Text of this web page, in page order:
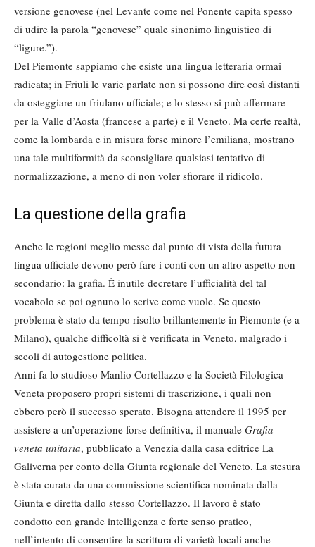
versione genovese (nel Levante come nel Ponente capita spesso
di udire la parola “genovese” quale sinonimo linguistico di
“ligure.”).
Del Piemonte sappiamo che esiste una lingua letteraria ormai
radicata; in Friuli le varie parlate non si possono dire così distanti
da osteggiare un friulano ufficiale; e lo stesso si può affermare
per la Valle d’Aosta (francese a parte) e il Veneto. Ma certe realtà,
come la lombarda e in misura forse minore l’emiliana, mostrano
una tale multiformità da sconsigliare qualsiasi tentativo di
normalizzazione, a meno di non voler sfiorare il ridicolo.
La questione della grafia
Anche le regioni meglio messe dal punto di vista della futura
lingua ufficiale devono però fare i conti con un altro aspetto non
secondario: la grafia. È inutile decretare l’ufficialità del tal
vocabolo se poi ognuno lo scrive come vuole. Se questo
problema è stato da tempo risolto brillantemente in Piemonte (e a
Milano), qualche difficoltà si è verificata in Veneto, malgrado i
secoli di autogestione politica.
Anni fa lo studioso Manlio Cortellazzo e la Società Filologica
Veneta proposero propri sistemi di trascrizione, i quali non
ebbero però il successo sperato. Bisogna attendere il 1995 per
assistere a un’operazione forse definitiva, il manuale Grafia
veneta unitaria, pubblicato a Venezia dalla casa editrice La
Galiverna per conto della Giunta regionale del Veneto. La stesura
è stata curata da una commissione scientifica nominata dalla
Giunta e diretta dallo stesso Cortellazzo. Il lavoro è stato
condotto con grande intelligenza e forte senso pratico,
nell’intento di consentire la scrittura di varietà locali anche